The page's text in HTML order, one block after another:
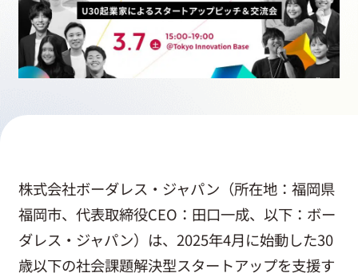
採用情報
起業家になる
サービスを利用する
イベント
株式会社ボーダレス・ジャパン（所在地：福岡県
福岡市、代表取締役CEO：田口一成、以下：ボー
ダレス・ジャパン）は、2025年4月に始動した30
歳以下の社会課題解決型スタートアップを支援す